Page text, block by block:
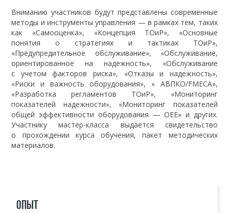
Вниманию участников будут представлены современные
методы и инструменты управления — в рамках тем, таких
как «Самооценка», «Концепция ТОиР», «Основные
понятия о стратегиях и тактиках ТОиР»,
«Предупредительное обслуживание», «Обслуживание,
ориентированное на надежность», «Обслуживание
с учетом факторов риска», «Отказы и надежность»,
«Риски и важность оборудования», » АВПКО/FMECA»,
«Разработка регламентов ТОиР», «Мониторинг
показателей надежности», «Мониторинг показателей
общей эффективности оборудования — OEE» и других.
Участнику мастер-класса выдается свидетельство
о прохождении курса обучения, пакет методических
материалов.
ОПЫТ